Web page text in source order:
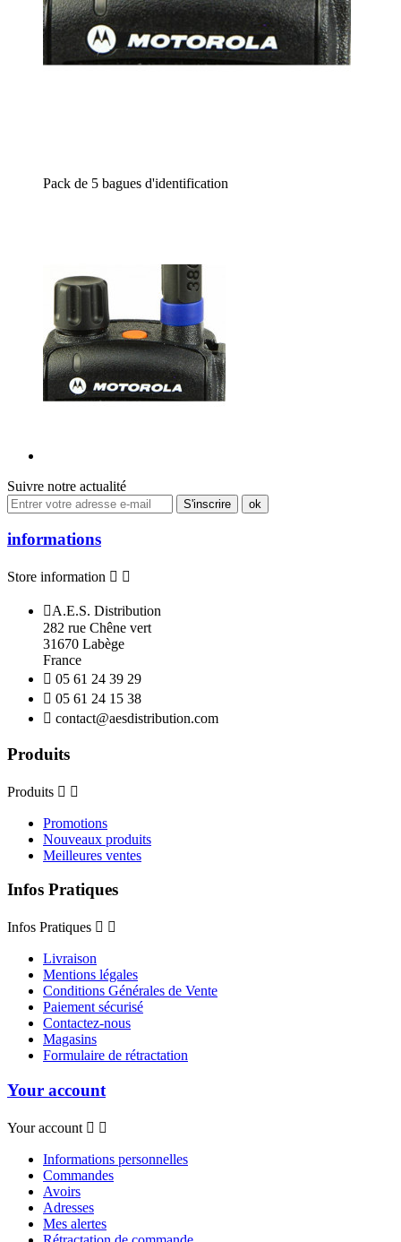
Pack de 5 bagues d'identification
Suivre notre actualité
informations
Store information  
A.E.S. Distribution
282 rue Chêne vert
31670 Labège
France
 05 61 24 39 29
 05 61 24 15 38
 contact@aesdistribution.com
Produits
Produits  
Promotions
Nouveaux produits
Meilleures ventes
Infos Pratiques
Infos Pratiques  
Livraison
Mentions légales
Conditions Générales de Vente
Paiement sécurisé
Contactez-nous
Magasins
Formulaire de rétractation
Your account
Your account  
Informations personnelles
Commandes
Avoirs
Adresses
Mes alertes